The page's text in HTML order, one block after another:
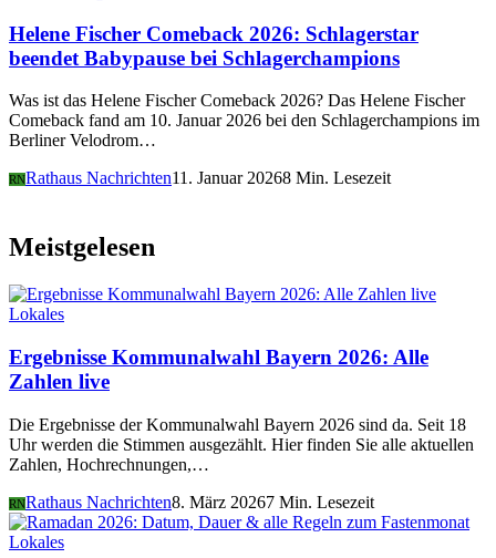
Helene Fischer Comeback 2026: Schlagerstar
beendet Babypause bei Schlagerchampions
Was ist das Helene Fischer Comeback 2026? Das Helene Fischer
Comeback fand am 10. Januar 2026 bei den Schlagerchampions im
Berliner Velodrom…
RNRathaus Nachrichten11. Januar 20268 Min. Lesezeit
Meistgelesen
Lokales
Ergebnisse Kommunalwahl Bayern 2026: Alle
Zahlen live
Die Ergebnisse der Kommunalwahl Bayern 2026 sind da. Seit 18
Uhr werden die Stimmen ausgezählt. Hier finden Sie alle aktuellen
Zahlen, Hochrechnungen,…
RNRathaus Nachrichten8. März 20267 Min. Lesezeit
Lokales